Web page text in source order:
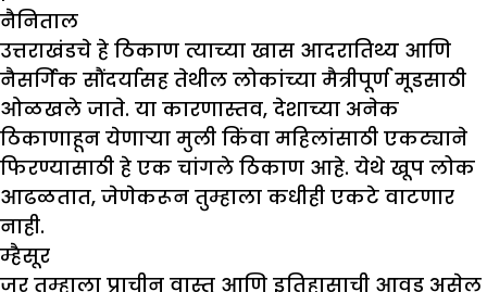
नैनिताल
उत्तराखंडचे हे ठिकाण त्याच्या खास आदरातिथ्य आणि
नैसर्गिक सौंदर्यासह तेथील लोकांच्या मैत्रीपूर्ण मूडसाठी
ओळखले जाते. या कारणास्तव, देशाच्या अनेक
ठिकाणाहून येणाऱ्या मुली किंवा महिलांसाठी एकट्याने
फिरण्यासाठी हे एक चांगले ठिकाण आहे. येथे खूप लोक
आढळतात, जेणेकरून तुम्हाला कधीही एकटे वाटणार
नाही.
म्हैसूर
जर तुम्हाला प्राचीन वास्तू आणि इतिहासाची आवड असेल